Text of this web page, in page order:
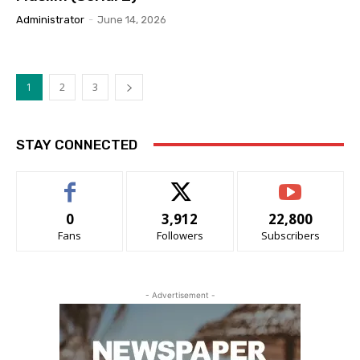
Administrator - June 14, 2026
1 2 3
STAY CONNECTED
0
Fans
3,912
Followers
22,800
Subscribers
- Advertisement -